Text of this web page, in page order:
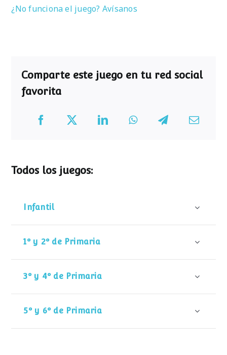
¿No funciona el juego? Avísanos
Comparte este juego en tu red social
favorita
Todos los juegos:
Infantil
1º y 2º de Primaria
3º y 4º de Primaria
5º y 6º de Primaria